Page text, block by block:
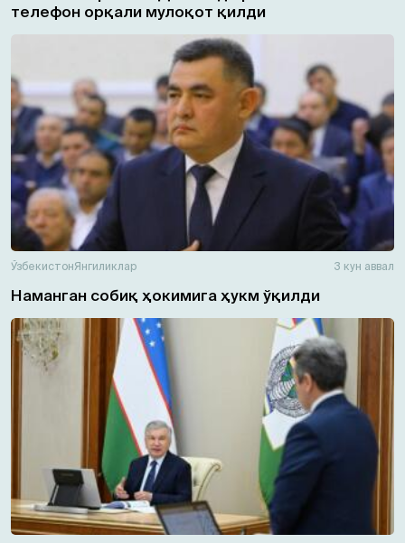
телефон орқали мулоқот қилди
ЎзбекистонЯнгиликлар 3 кун аввал
Наманган собиқ ҳокимига ҳукм ўқилди